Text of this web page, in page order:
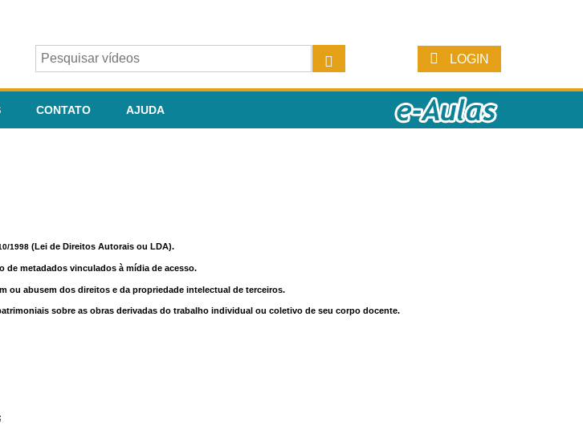
LOGIN
CONTATO AJUDA
1998 (Lei de Direitos Autorais ou LDA).
metadados vinculados à mídia de acesso.
ou abusem dos direitos e da propriedade intelectual de terceiros.
sobre as obras derivadas do trabalho individual ou coletivo de seu corpo docente.